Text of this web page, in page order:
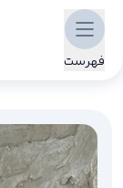
فهرست